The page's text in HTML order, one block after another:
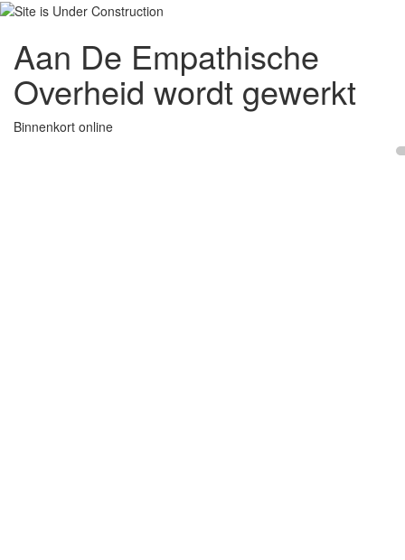
Aan De Empathische
Overheid wordt gewerkt
Binnenkort online